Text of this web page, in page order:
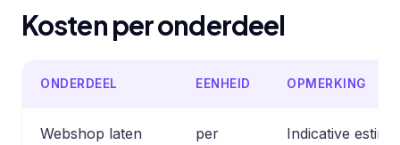
Kosten per onderdeel
ONDERDEEL EENHEID OPMERKING
Webshop laten
per
Indicative